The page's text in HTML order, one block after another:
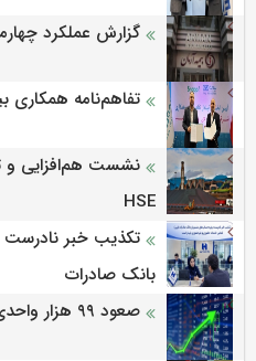
گزارش عملکرد
تفاهم‌نامه
نشست هم‌افزایی و
HSE
تکذیب خبر
بانک صادرات
صعود ۹۹ هزار واحدی شاخص بورس